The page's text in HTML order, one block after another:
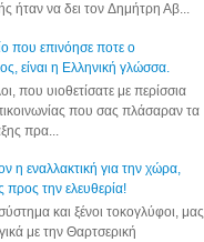
ήταν να δει τον Δημήτρη Αβ...
που επινόησε ποτε ο
είναι η Ελληνική γλώσσα.
που υιοθετίσατε με περίσσια
που σας πλάσαραν τα
πρα...
η εναλλακτική για την χώρα,
την ελευθερία!
και ξένοι τοκογλύφοι, μας
με την Θαρτσερική